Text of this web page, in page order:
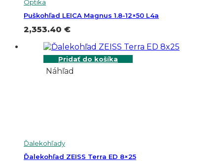
Optika
Puškohľad LEICA Magnus 1.8-12×50 L4a
2,353.40 €
Pridať do košíka
Náhľad
Ďalekohľady
Ďalekohľad ZEISS Terra ED 8×25